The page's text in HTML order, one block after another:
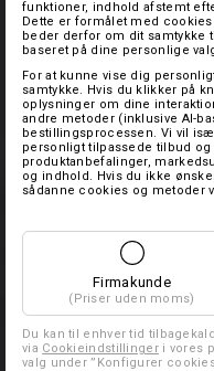
funktioner, indhold afstemt
Dette er formålet med
beder derfor om dit samtykke
baseret på dine personlige
For at kunne vise dig
samtykke. Hvis du klikker på
oplysninger om dine
andre metoder (inklusive AI-
bestillingsprocessen. Vi vil
personligt tilpassede tilbud
produktanbefalinger,
og indhold. Hvis du ikke
sådanne cookies og metoder
Firmakunde
(Priser uden moms)
Du kan til enhver tid
via Cookieindstillingeri vores
valg under ”Konfigurer